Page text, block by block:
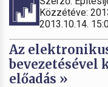
Közzétéve:
2013.10.14.
Az
bevezetésével
előadás »